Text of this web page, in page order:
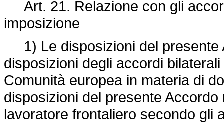
Art. 21. Relazione con gli
imposizione
1) Le disposizioni del presente
disposizioni degli accordi
Comunità europea in materia di
disposizioni del presente
lavoratore frontaliero secondo gli